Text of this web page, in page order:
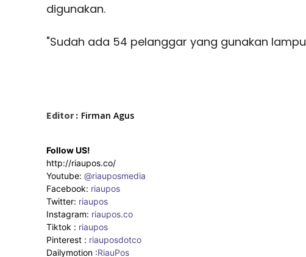
digunakan.
"Sudah ada 54 pelanggar yang gunakan
Editor : Firman Agus
Follow US!
http://riaupos.co/
Youtube: @riauposmedia
Facebook: riaupos
Twitter: riaupos
Instagram: riaupos.co
Tiktok : riaupos
Pinterest : riauposdotco
Dailymotion :RiauPos